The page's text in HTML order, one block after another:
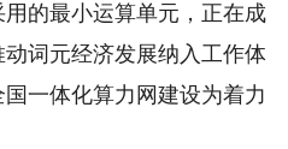
的最小运算单元，正在成
词元经济发展纳入工作体
一体化算力网建设为着力